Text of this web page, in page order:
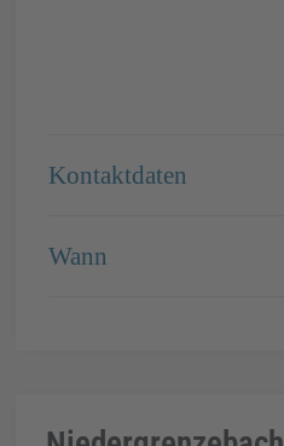
Kontaktdaten
Wann